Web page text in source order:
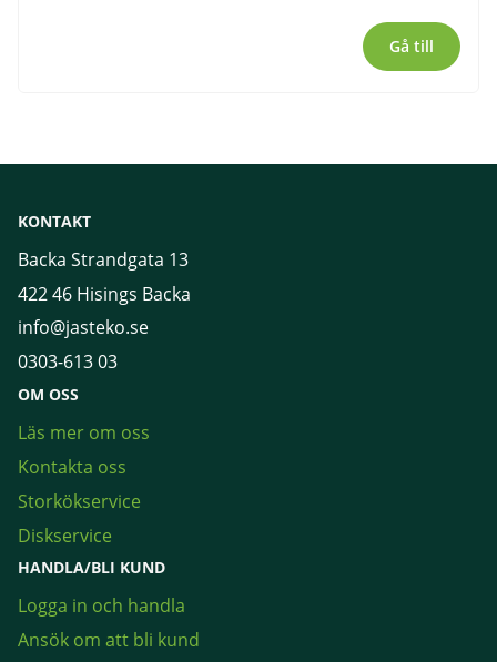
Gå till
KONTAKT
Backa Strandgata 13
422 46 Hisings Backa
info@jasteko.se
0303-613 03
OM OSS
Läs mer om oss
Kontakta oss
Storkökservice
Diskservice
HANDLA/BLI KUND
Logga in och handla
Ansök om att bli kund